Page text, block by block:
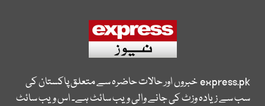
express.pkخبروں اور حالات حاضرہ سے متعلق پاکستان کی
سب سے زیادہ وزٹ کی جانے والی ویب سائٹ ہے۔ اس ویب سائٹ